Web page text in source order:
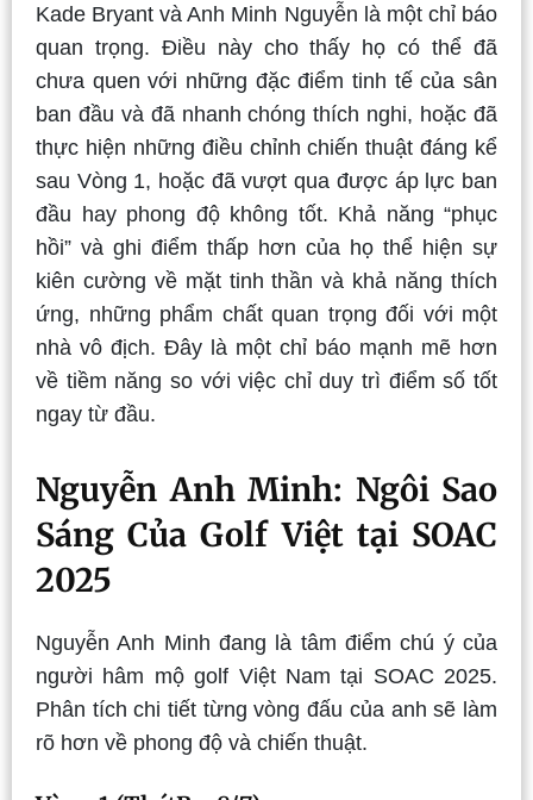
Kade Bryant và Anh Minh Nguyễn là một chỉ báo
quan trọng. Điều này cho thấy họ có thể đã
chưa quen với những đặc điểm tinh tế của sân
ban đầu và đã nhanh chóng thích nghi, hoặc đã
thực hiện những điều chỉnh chiến thuật đáng kể
sau Vòng 1, hoặc đã vượt qua được áp lực ban
đầu hay phong độ không tốt. Khả năng “phục
hồi” và ghi điểm thấp hơn của họ thể hiện sự
kiên cường về mặt tinh thần và khả năng thích
ứng, những phẩm chất quan trọng đối với một
nhà vô địch. Đây là một chỉ báo mạnh mẽ hơn
về tiềm năng so với việc chỉ duy trì điểm số tốt
ngay từ đầu.
Nguyễn Anh Minh: Ngôi Sao
Sáng Của Golf Việt tại SOAC
2025
Nguyễn Anh Minh đang là tâm điểm chú ý của
người hâm mộ golf Việt Nam tại SOAC 2025.
Phân tích chi tiết từng vòng đấu của anh sẽ làm
rõ hơn về phong độ và chiến thuật.